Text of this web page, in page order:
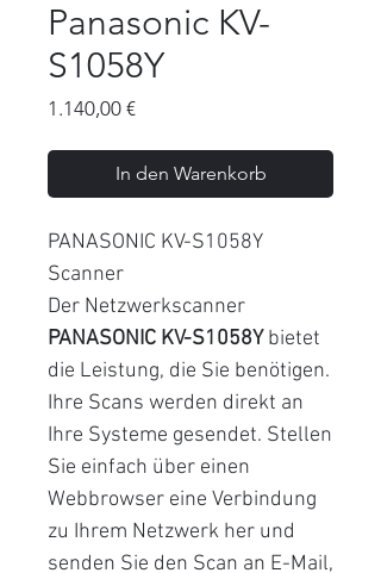
Panasonic KV-
S1058Y
1.140,00 €Preis
In den Warenkorb
PANASONIC KV-S1058Y
Scanner
Der Netzwerkscanner
PANASONIC KV-S1058Ybietet
die Leistung, die Sie benötigen.
Ihre Scans werden direkt an
Ihre Systeme gesendet. Stellen
Sie einfach über einen
Webbrowser eine Verbindung
zu Ihrem Netzwerk her und
senden Sie den Scan an E-Mail,